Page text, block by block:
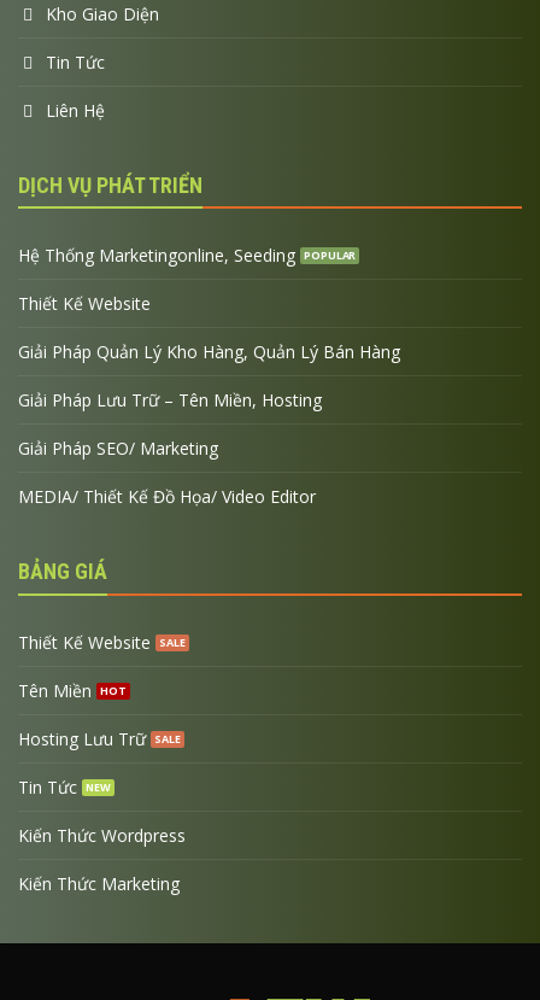
Kho Giao Diện
Tin Tức
Liên Hệ
DỊCH VỤ PHÁT TRIỂN
Hệ Thống Marketingonline, Seeding
Thiết Kế Website
Giải Pháp Quản Lý Kho Hàng, Quản Lý Bán Hàng
Giải Pháp Lưu Trữ – Tên Miền, Hosting
Giải Pháp SEO/ Marketing
MEDIA/ Thiết Kế Đồ Họa/ Video Editor
BẢNG GIÁ
Thiết Kế Website
Tên Miền
Hosting Lưu Trữ
Tin Tức
Kiến Thức Wordpress
Kiến Thức Marketing